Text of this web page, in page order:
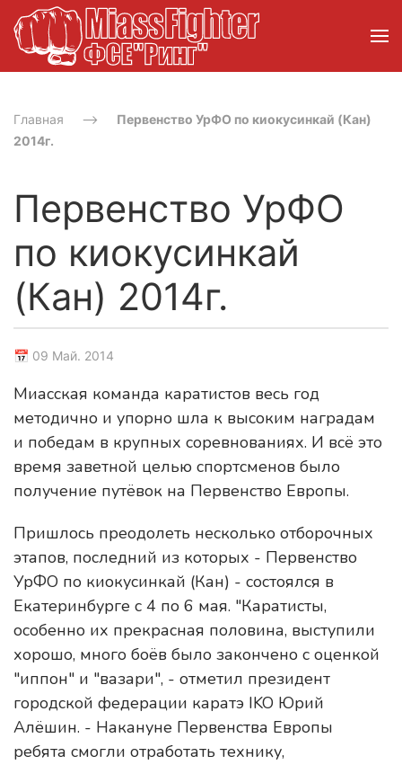
Главная
Первенство УрФО по киокусинкай (Кан)
2014г.
Первенство УрФО
по киокусинкай
(Кан) 2014г.
📅 09 Май. 2014
Миасская команда каратистов весь год
методично и упорно шла к высоким наградам
и победам в крупных соревнованиях. И всё это
время заветной целью спортсменов было
получение путёвок на Первенство Европы.
Пришлось преодолеть несколько отборочных
этапов, последний из которых - Первенство
УрФО по киокусинкай (Кан) - состоялся в
Екатеринбурге с 4 по 6 мая. "Каратисты,
особенно их прекрасная половина, выступили
хорошо, много боёв было закончено с оценкой
"иппон" и "вазари", - отметил президент
городской федерации каратэ IKO Юрий
Алёшин. - Накануне Первенства Европы
ребята смогли отработать технику,